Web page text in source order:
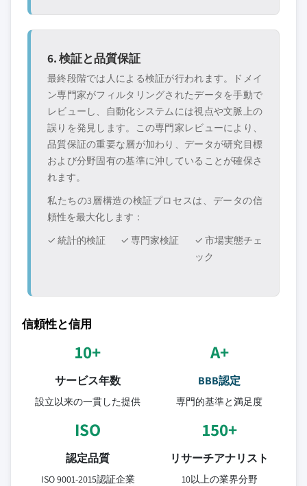
6. 検証と品質保証
最終段階では人による検証が行われます。ドメイ
ン専門家がフィルタリングされたデータを手動で
レビューし、自動化システムには視点や文脈上の
誤りを発見します。この専門家レビューにより、
品質保証の重要な層が加わり、データが研究目標
および分野固有の基準に沖していることが確保さ
れます。
私たちの3層構造の検証プロセスは、データの信
頼性を最大化します：
✓ 統計的検証
✓ 専門家検証
✓ 市場実態チェ
ック
信頼性と信用
10+
サービス年数
設立以来の一貫した提供
A+
BBB認定
専門的基準と満足度
ISO
認定品質
ISO 9001-2015認証企業
150+
リサーチアナリスト
10以上の業界分野